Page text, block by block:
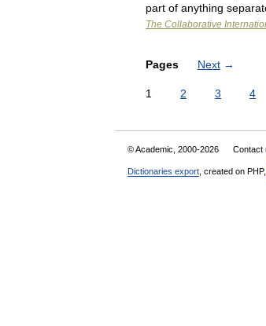
part of anything
The Collaborative
Pages Next →
1 2 3 4
© Academic, 2000-2026 Contact
Dictionaries export , created on PHP,